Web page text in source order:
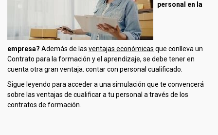
personal en la
empresa? Además de las ventajas económicas que conlleva un
Contrato para la formación y el aprendizaje, se debe tener en
cuenta otra gran ventaja: contar con personal cualificado.
Sigue leyendo para acceder a una simulación que te convencerá
sobre las ventajas de cualificar a tu personal a través de los
contratos de formación.